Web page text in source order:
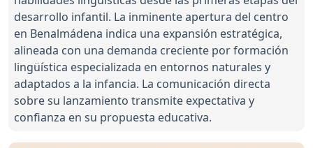
desarrollo infantil. La inminente apertura del centro
en Benalmádena indica una expansión estratégica,
alineada con una demanda creciente por formación
lingüística especializada en entornos naturales y
adaptados a la infancia. La comunicación directa
sobre su lanzamiento transmite expectativa y
confianza en su propuesta educativa.